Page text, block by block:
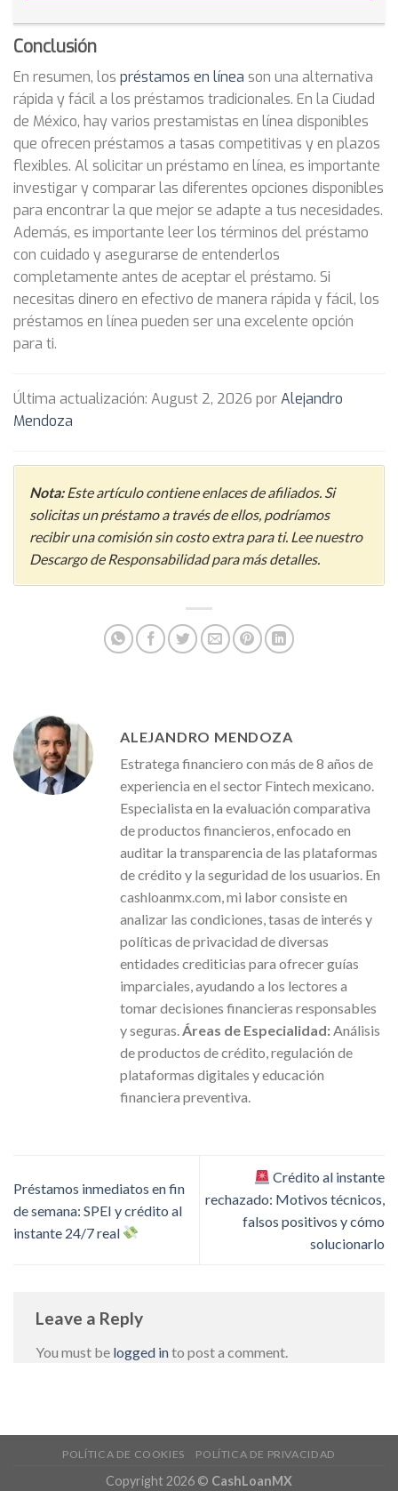
Conclusión
En resumen, los préstamos en línea son una alternativa
rápida y fácil a los préstamos tradicionales. En la Ciudad
de México, hay varios prestamistas en línea disponibles
que ofrecen préstamos a tasas competitivas y en plazos
flexibles. Al solicitar un préstamo en línea, es importante
investigar y comparar las diferentes opciones disponibles
para encontrar la que mejor se adapte a tus necesidades.
Además, es importante leer los términos del préstamo
con cuidado y asegurarse de entenderlos
completamente antes de aceptar el préstamo. Si
necesitas dinero en efectivo de manera rápida y fácil, los
préstamos en línea pueden ser una excelente opción
para ti.
Última actualización: August 2, 2026 porAlejandro
Mendoza
Nota:Este artículo contiene enlaces de afiliados. Si
solicitas un préstamo a través de ellos, podríamos
recibir una comisión sin costo extra para ti. Lee nuestro
Descargo de Responsabilidad para más detalles.
ALEJANDRO MENDOZA
Estratega financiero con más de 8 años de
experiencia en el sector Fintech mexicano.
Especialista en la evaluación comparativa
de productos financieros, enfocado en
auditar la transparencia de las plataformas
de crédito y la seguridad de los usuarios. En
cashloanmx.com, mi labor consiste en
analizar las condiciones, tasas de interés y
políticas de privacidad de diversas
entidades crediticias para ofrecer guías
imparciales, ayudando a los lectores a
tomar decisiones financieras responsables
y seguras.Áreas de Especialidad:Análisis
de productos de crédito, regulación de
plataformas digitales y educación
financiera preventiva.
Préstamos inmediatos en fin
de semana: SPEI y crédito al
instante 24/7 real
Crédito al instante
rechazado: Motivos técnicos,
falsos positivos y cómo
solucionarlo
Leave a Reply
You must be logged into post a comment.
POLÍTICA DE COOKIES POLÍTICA DE PRIVACIDAD
Copyright 2026 © CashLoanMX